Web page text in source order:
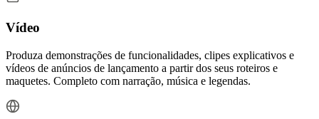
Vídeo
Produza demonstrações de funcionalidades, clipes explicativos e
vídeos de anúncios de lançamento a partir dos seus roteiros e
maquetes. Completo com narração, música e legendas.